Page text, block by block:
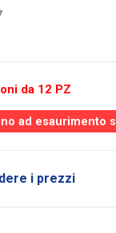
da 12 PZ
ad esaurimento
i prezzi